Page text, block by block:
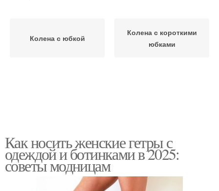
Колена с юбкой
Колена с короткими
юбками
Как носить женские гетры с
одеждой и ботинками в 2025:
советы модницам